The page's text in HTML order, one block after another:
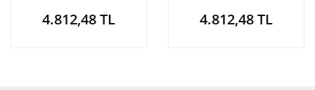
4.812,48 TL 4.812,48 TL